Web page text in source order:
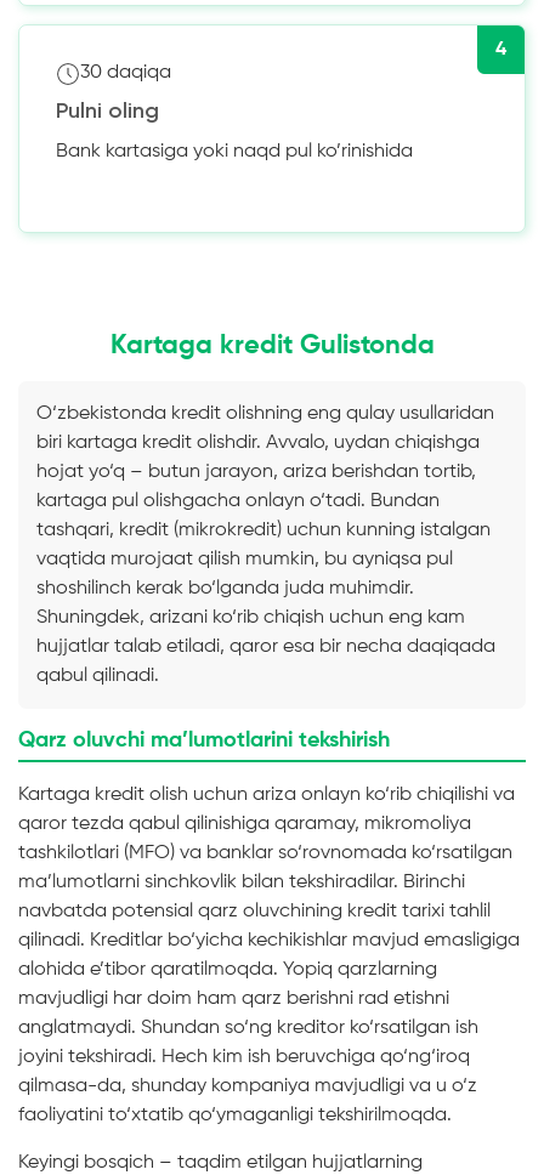
4
30 daqiqa
Pulni oling
Bank kartasiga yoki naqd pul ko’rinishida
Kartaga kredit Gulistonda
O‘zbekistonda kredit olishning eng qulay usullaridan
biri kartaga kredit olishdir. Avvalo, uydan chiqishga
hojat yo‘q – butun jarayon, ariza berishdan tortib,
kartaga pul olishgacha onlayn o‘tadi. Bundan
tashqari, kredit (mikrokredit) uchun kunning istalgan
vaqtida murojaat qilish mumkin, bu ayniqsa pul
shoshilinch kerak bo‘lganda juda muhimdir.
Shuningdek, arizani ko‘rib chiqish uchun eng kam
hujjatlar talab etiladi, qaror esa bir necha daqiqada
qabul qilinadi.
Qarz oluvchi ma’lumotlarini tekshirish
Kartaga kredit olish uchun ariza onlayn ko‘rib chiqilishi va
qaror tezda qabul qilinishiga qaramay, mikromoliya
tashkilotlari (MFO) va banklar so‘rovnomada ko‘rsatilgan
ma’lumotlarni sinchkovlik bilan tekshiradilar. Birinchi
navbatda potensial qarz oluvchining kredit tarixi tahlil
qilinadi. Kreditlar bo‘yicha kechikishlar mavjud emasligiga
alohida e’tibor qaratilmoqda. Yopiq qarzlarning
mavjudligi har doim ham qarz berishni rad etishni
anglatmaydi. Shundan so‘ng kreditor ko‘rsatilgan ish
joyini tekshiradi. Hech kim ish beruvchiga qo‘ng‘iroq
qilmasa-da, shunday kompaniya mavjudligi va u o‘z
faoliyatini to‘xtatib qo‘ymaganligi tekshirilmoqda.
Keyingi bosqich – taqdim etilgan hujjatlarning